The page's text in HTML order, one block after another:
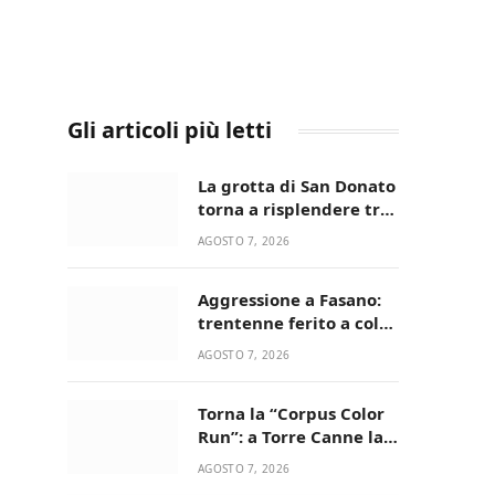
Gli articoli più letti
La grotta di San Donato
torna a risplendere tra
fede, natura e
AGOSTO 7, 2026
Aggressione a Fasano:
trentenne ferito a colpi
di pistola in casa
AGOSTO 7, 2026
Torna la “Corpus Color
Run”: a Torre Canne la
corsa più allegra e
AGOSTO 7, 2026